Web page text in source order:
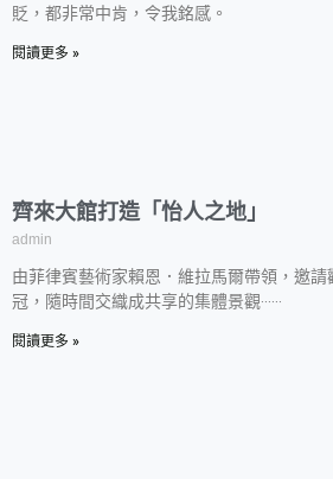
貶，都非常中肯，令我銘感。
閱讀更多 »
齊來大館打造「怡人之地」
admin
由菲律賓藝術家賴恩．維拉馬爾帶領，邀
冠，隨時間交織成共享的集體景觀‧‧‧‧‧‧
閱讀更多 »